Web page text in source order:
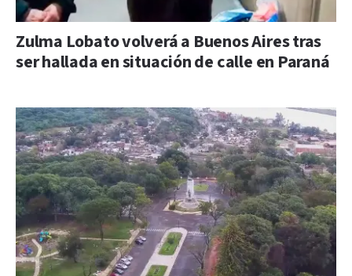
Zulma Lobato volverá a Buenos Aires tras
ser hallada en situación de calle en Paraná